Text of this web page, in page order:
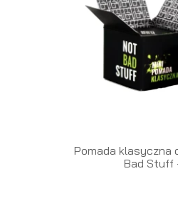
Pomada klasyczna
Bad Stuff